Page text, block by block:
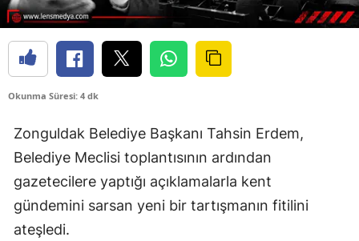
Okunma Süresi: 4 dk
Zonguldak Belediye Başkanı Tahsin Erdem,
Belediye Meclisi toplantısının ardından
gazetecilere yaptığı açıklamalarla kent
gündemini sarsan yeni bir tartışmanın fitilini
ateşledi.